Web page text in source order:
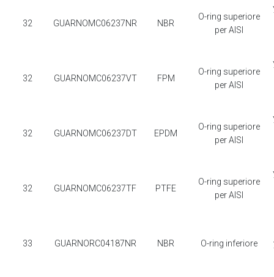
32 GUARNOMC06237NR NBR
O-ring superiore
per AISI
32 GUARNOMC06237VT FPM
O-ring superiore
per AISI
32 GUARNOMC06237DT EPDM
O-ring superiore
per AISI
32 GUARNOMC06237TF PTFE
O-ring superiore
per AISI
33 GUARNORC04187NR NBR O-ring inferiore